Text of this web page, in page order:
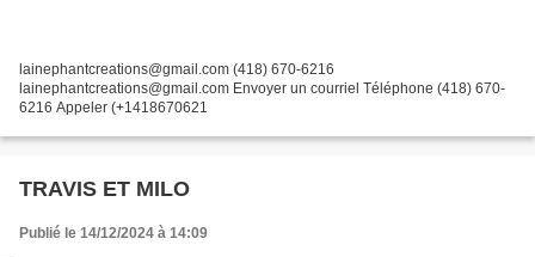
lainephantcreations@gmail.com (418) 670-6216
lainephantcreations@gmail.com Envoyer un courriel Téléphone (418) 670-
6216 Appeler (+1418670621
TRAVIS ET MILO
Publié le 14/12/2024 à 14:09